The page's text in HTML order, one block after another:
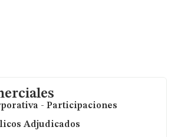
- Participaciones
Adjudicados